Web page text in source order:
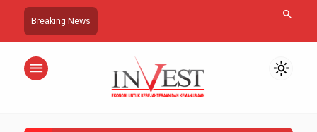
Breaking News search
menu light_mode